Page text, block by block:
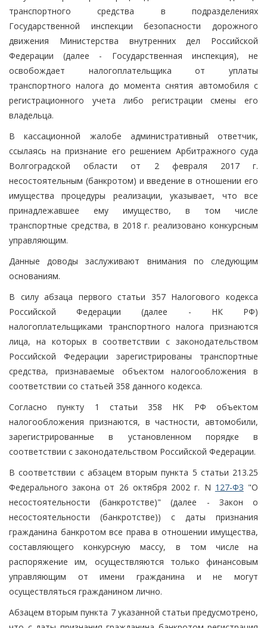
транспортного средства в подразделениях
Государственной инспекции безопасности дорожного
движения Министерства внутренних дел Российской
Федерации (далее - Государственная инспекция), не
освобождает налогоплательщика от уплаты
транспортного налога до момента снятия автомобиля с
регистрационного учета либо регистрации смены его
владельца.
В кассационной жалобе административный ответчик,
ссылаясь на признание его решением Арбитражного суда
Волгоградской области от 2 февраля 2017 г.
несостоятельным (банкротом) и введение в отношении его
имущества процедуры реализации, указывает, что все
принадлежавшее ему имущество, в том числе
транспортные средства, в 2018 г. реализовано конкурсным
управляющим.
Данные доводы заслуживают внимания по следующим
основаниям.
В силу абзаца первого статьи 357 Налогового кодекса
Российской Федерации (далее - НК РФ)
налогоплательщиками транспортного налога признаются
лица, на которых в соответствии с законодательством
Российской Федерации зарегистрированы транспортные
средства, признаваемые объектом налогообложения в
соответствии со статьей 358 данного кодекса.
Согласно пункту 1 статьи 358 НК РФ объектом
налогообложения признаются, в частности, автомобили,
зарегистрированные в установленном порядке в
соответствии с законодательством Российской Федерации.
В соответствии с абзацем вторым пункта 5 статьи 213.25
Федерального закона от 26 октября 2002 г. N 127-ФЗ "О
несостоятельности (банкротстве)" (далее - Закон о
несостоятельности (банкротстве)) с даты признания
гражданина банкротом все права в отношении имущества,
составляющего конкурсную массу, в том числе на
распоряжение им, осуществляются только финансовым
управляющим от имени гражданина и не могут
осуществляться гражданином лично.
Абзацем вторым пункта 7 указанной статьи предусмотрено,